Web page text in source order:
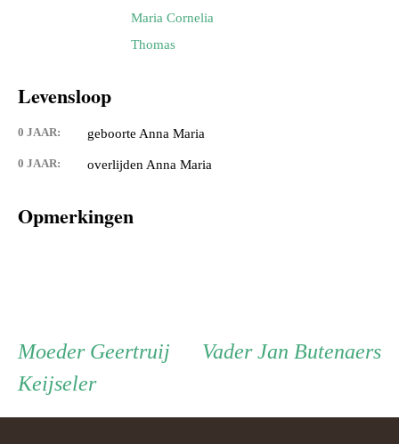
Maria Cornelia
Thomas
Levensloop
0 JAAR: geboorte Anna Maria
0 JAAR: overlijden Anna Maria
Opmerkingen
Persoon
ouder
VaderVader
Jan Butenaers
Moeder Moeder
Geertruij
Keijseler